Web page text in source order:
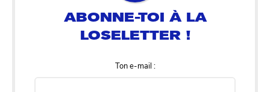
Ton e-mail :